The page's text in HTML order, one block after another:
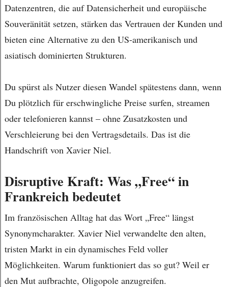
Datenzentren, die auf Datensicherheit und europäische
Souveränität setzen, stärken das Vertrauen der Kunden und
bieten eine Alternative zu den US-amerikanisch und
asiatisch dominierten Strukturen.
Du spürst als Nutzer diesen Wandel spätestens dann, wenn
Du plötzlich für erschwingliche Preise surfen, streamen
oder telefonieren kannst – ohne Zusatzkosten und
Verschleierung bei den Vertragsdetails. Das ist die
Handschrift von Xavier Niel.
Disruptive Kraft: Was „Free“ in
Frankreich bedeutet
Im französischen Alltag hat das Wort „Free“ längst
Synonymcharakter. Xavier Niel verwandelte den alten,
tristen Markt in ein dynamisches Feld voller
Möglichkeiten. Warum funktioniert das so gut? Weil er
den Mut aufbrachte, Oligopole anzugreifen.